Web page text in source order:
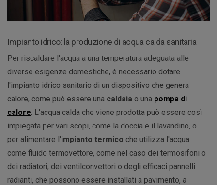
Impianto idrico: la produzione di acqua calda sanitaria
Per riscaldare l'acqua a una temperatura adeguata alle
diverse esigenze domestiche, è necessario dotare
l'impianto idrico sanitario di un dispositivo che genera
calore, come può essere una caldaia o una pompa di
calore . L'acqua calda che viene prodotta può essere così
impiegata per vari scopi, come la doccia e il lavandino, o
per alimentare l'impianto termico che utilizza l'acqua
come fluido termovettore, come nel caso dei termosifoni o
dei radiatori, dei ventilconvettori o degli efficaci pannelli
radianti, che possono essere installati a pavimento, a